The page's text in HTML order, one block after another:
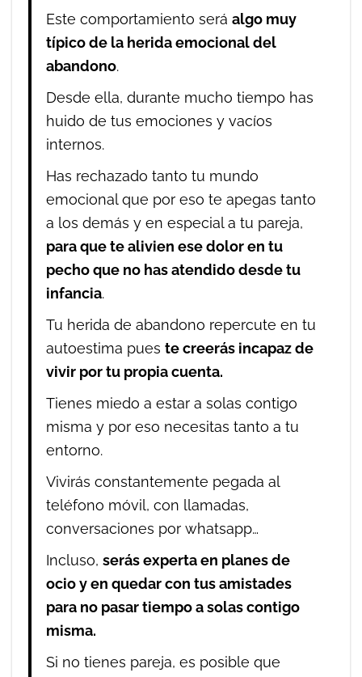
Este comportamiento será algo muy
típico de la herida emocional del
abandono.
Desde ella, durante mucho tiempo has
huido de tus emociones y vacíos
internos.
Has rechazado tanto tu mundo
emocional que por eso te apegas tanto
a los demás y en especial a tu pareja,
para que te alivien ese dolor en tu
pecho que no has atendido desde tu
infancia.
Tu herida de abandono repercute en tu
autoestima pues te creerás incapaz de
vivir por tu propia cuenta.
Tienes miedo a estar a solas contigo
misma y por eso necesitas tanto a tu
entorno.
Vivirás constantemente pegada al
teléfono móvil, con llamadas,
conversaciones por whatsapp…
Incluso, serás experta en planes de
ocio y en quedar con tus amistades
para no pasar tiempo a solas contigo
misma.
Si no tienes pareja, es posible que